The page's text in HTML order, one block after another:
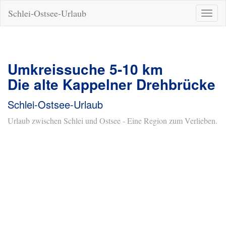
ein-/
Schlei-Ostsee-Urlaub
Umkreissuche 5-10 km
Die alte Kappelner Drehbrücke
Schlei-Ostsee-Urlaub
Urlaub zwischen Schlei und Ostsee - Eine Region zum Verlieben.